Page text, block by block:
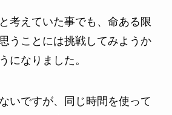
考えていた事でも、命ある限
うことには挑戦してみようか
になりました。
いですが、同じ時間を使って